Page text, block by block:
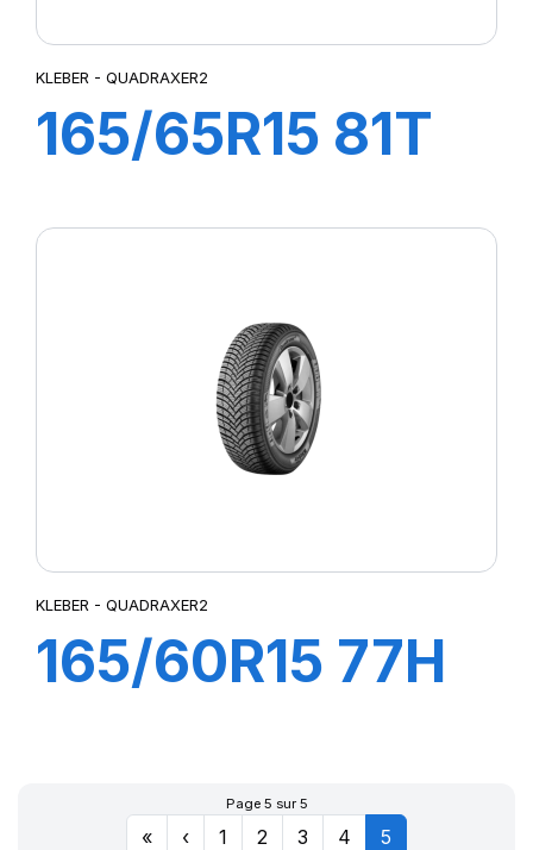
KLEBER - QUADRAXER2
165/65R15 81T
KLEBER - QUADRAXER2
165/60R15 77H
Page 5 sur 5
« ‹ 1 2 3 4 5